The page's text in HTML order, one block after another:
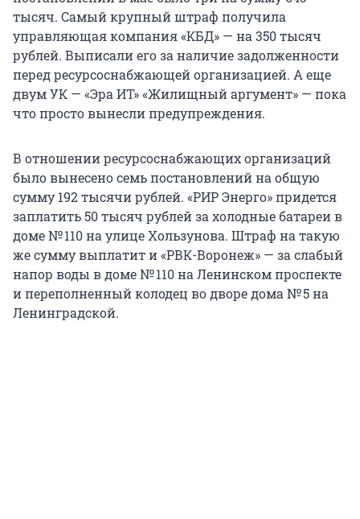
тысяч. Самый крупный штраф получила
управляющая компания «КБД» — на 350 тысяч
рублей. Выписали его за наличие задолженности
перед ресурсоснабжающей организацией. А еще
двум УК — «Эра ИТ» «Жилищный аргумент» — пока
что просто вынесли предупреждения.
В отношении ресурсоснабжающих организаций
было вынесено семь постановлений на общую
сумму 192 тысячи рублей. «РИР Энерго» придется
заплатить 50 тысяч рублей за холодные батареи в
доме № 110 на улице Хользунова. Штраф на такую
же сумму выплатит и «РВК-Воронеж» — за слабый
напор воды в доме № 110 на Ленинском проспекте
и переполненный колодец во дворе дома № 5 на
Ленинградской.